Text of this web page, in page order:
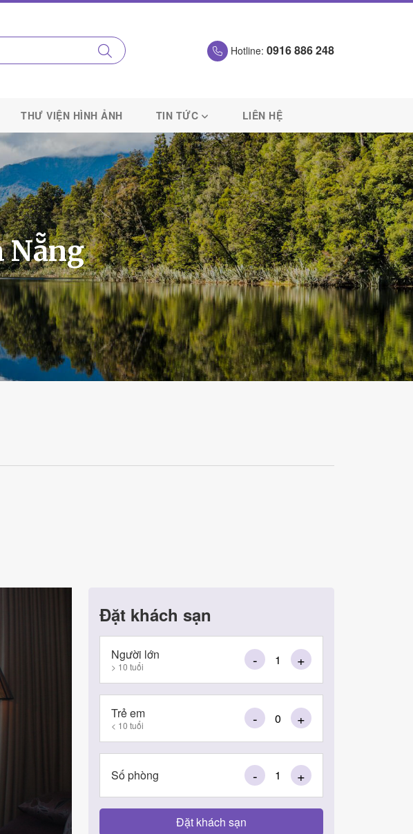
Hotline: 0916 886 248
THƯ VIỆN HÌNH ẢNH TIN TỨC LIÊN HỆ
Nẵng
Đặt khách sạn
Người lớn
> 10 tuổi - +
Trẻ em
< 10 tuổi - +
Số phòng - +